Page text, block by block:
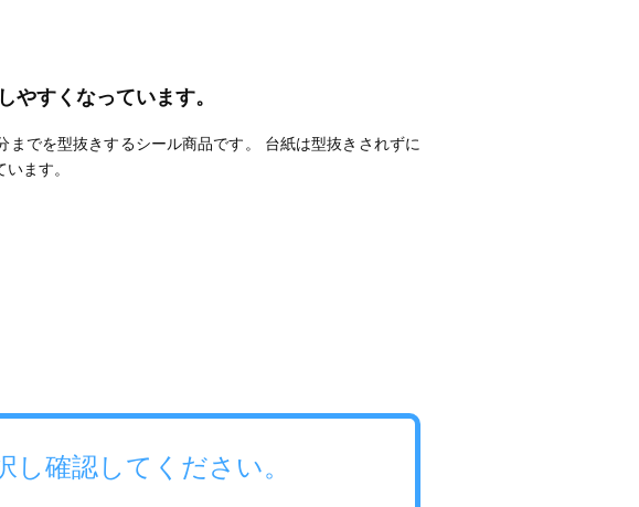
やすくなっています。
までを型抜きするシール商品です。 台紙は型抜きされずに
ます。
確認してください。